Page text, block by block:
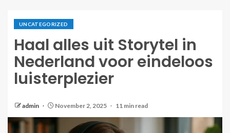
UNCATEGORIZED
Haal alles uit Storytel in
Nederland voor eindeloos
luisterplezier
admin November 2, 2025 11 min read